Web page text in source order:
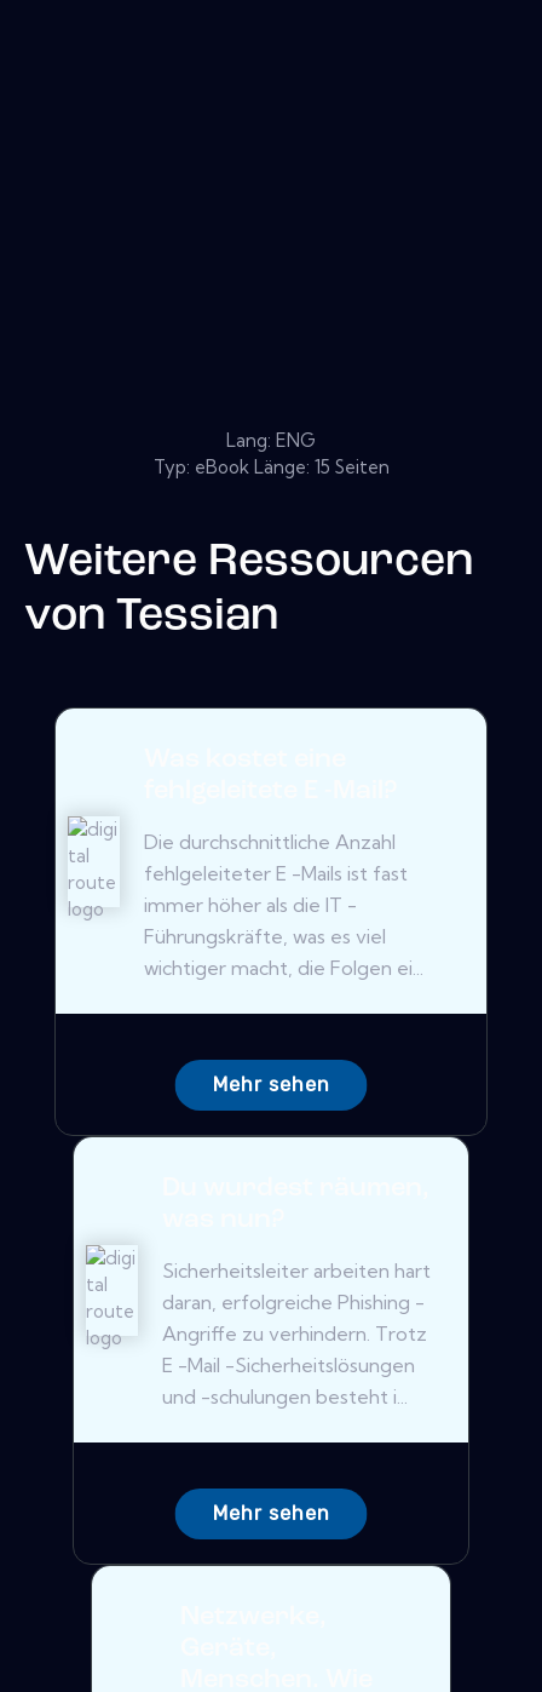
Lang: ENG
Typ: eBook Länge: 15 Seiten
Weitere Ressourcen
von Tessian
Die durchschnittliche Anzahl
fehlgeleiteter E -Mails ist fast
immer höher als die IT -
Führungskräfte, was es viel
wichtiger macht, die Folgen ei...
Mehr sehen
Sicherheitsleiter arbeiten hart
daran, erfolgreiche Phishing -
Angriffe zu verhindern. Trotz
E -Mail -Sicherheitslösungen
und -schulungen besteht i...
Mehr sehen